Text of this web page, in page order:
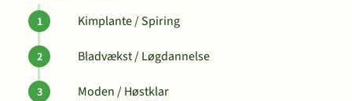
Kimplante / Spiring
Bladvækst / Løgdannelse
Moden / Høstklar